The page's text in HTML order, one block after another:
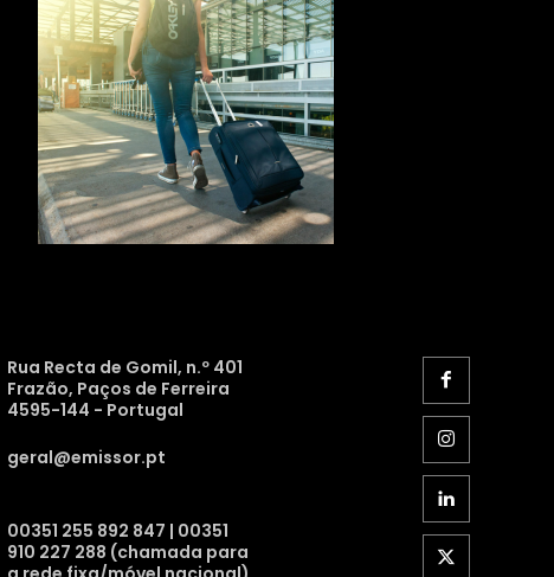
Rua Recta de Gomil, n.º 401
Frazão, Paços de Ferreira
4595-144 - Portugal
geral@emissor.pt
00351 255 892 847 | 00351
910 227 288 (chamada para